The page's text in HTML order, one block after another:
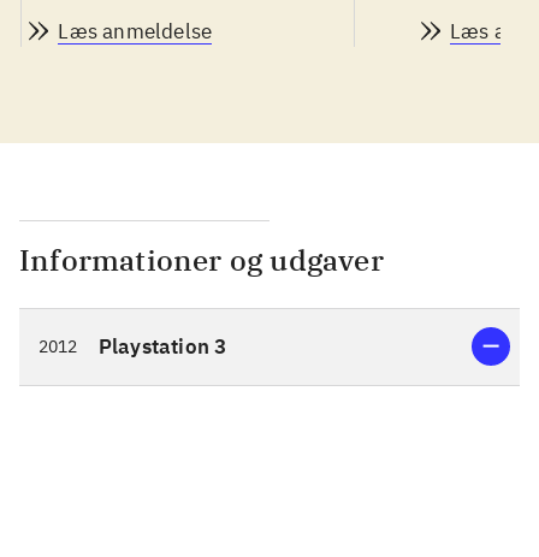
Læs anmeldelse Læs
Informationer og udgaver
2012 Playstation 3